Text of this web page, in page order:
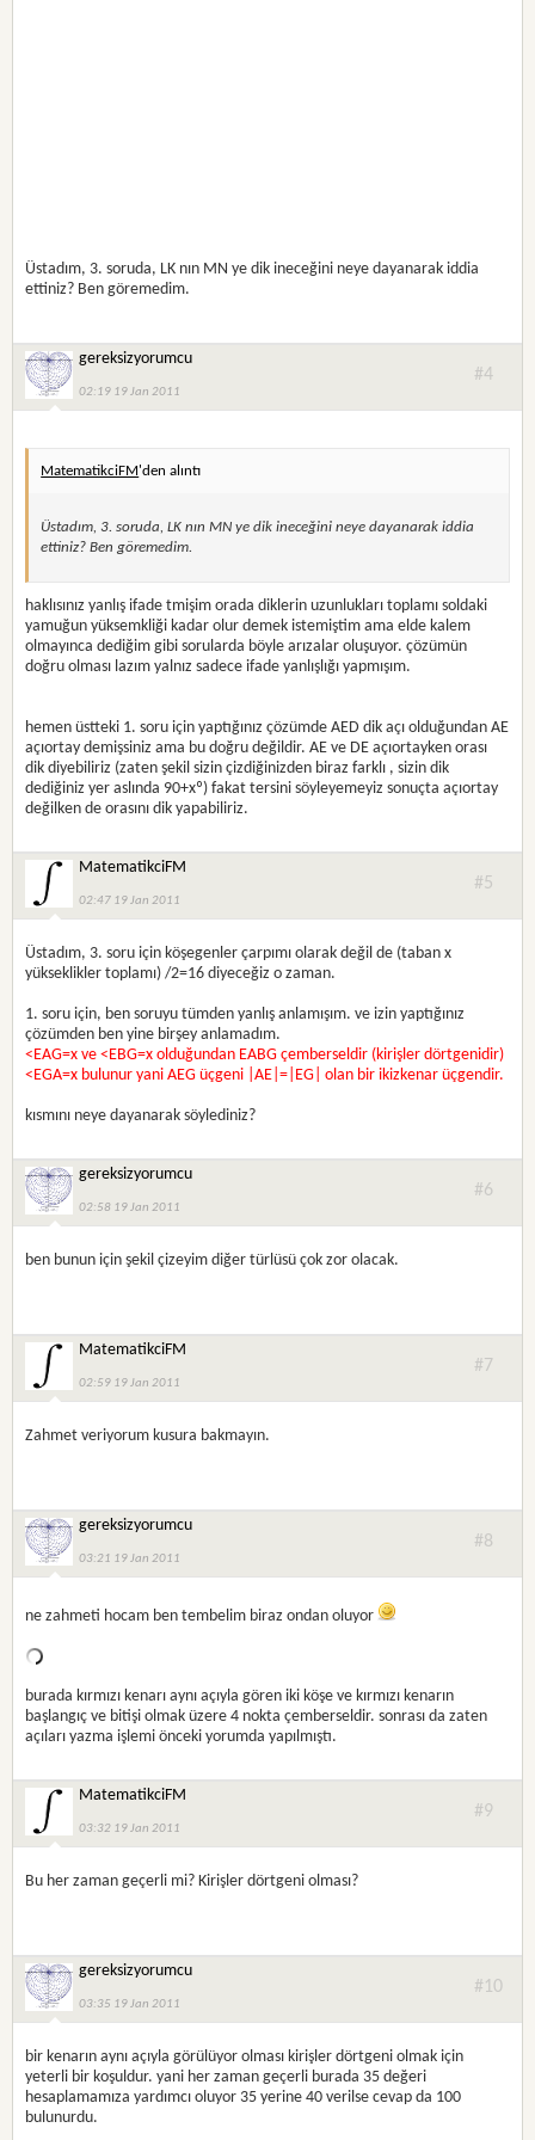
Üstadım, 3. soruda, LK nın MN ye dik ineceğini neye dayanarak iddia
ettiniz? Ben göremedim.
gereksizyorumcu
02:19 19 Jan 2011
#4
MatematikciFM'den alıntı
Üstadım, 3. soruda, LK nın MN ye dik ineceğini neye dayanarak iddia
ettiniz? Ben göremedim.
haklısınız yanlış ifade tmişim orada diklerin uzunlukları toplamı soldaki
yamuğun yüksemkliği kadar olur demek istemiştim ama elde kalem
olmayınca dediğim gibi sorularda böyle arızalar oluşuyor. çözümün
doğru olması lazım yalnız sadece ifade yanlışlığı yapmışım.
hemen üstteki 1. soru için yaptığınız çözümde AED dik açı olduğundan AE
açıortay demişsiniz ama bu doğru değildir. AE ve DE açıortayken orası
dik diyebiliriz (zaten şekil sizin çizdiğinizden biraz farklı , sizin dik
dediğiniz yer aslında 90+xº) fakat tersini söyleyemeyiz sonuçta açıortay
değilken de orasını dik yapabiliriz.
MatematikciFM
02:47 19 Jan 2011
#5
Üstadım, 3. soru için köşegenler çarpımı olarak değil de (taban x
yükseklikler toplamı) /2=16 diyeceğiz o zaman.
1. soru için, ben soruyu tümden yanlış anlamışım. ve izin yaptığınız
çözümden ben yine birşey anlamadım.
<EAG=x ve <EBG=x olduğundan EABG çemberseldir (kirişler dörtgenidir)
<EGA=x bulunur yani AEG üçgeni |AE|=|EG| olan bir ikizkenar üçgendir.
kısmını neye dayanarak söylediniz?
gereksizyorumcu
02:58 19 Jan 2011
#6
ben bunun için şekil çizeyim diğer türlüsü çok zor olacak.
MatematikciFM
02:59 19 Jan 2011
#7
Zahmet veriyorum kusura bakmayın.
gereksizyorumcu
03:21 19 Jan 2011
#8
ne zahmeti hocam ben tembelim biraz ondan oluyor
burada kırmızı kenarı aynı açıyla gören iki köşe ve kırmızı kenarın
başlangıç ve bitişi olmak üzere 4 nokta çemberseldir. sonrası da zaten
açıları yazma işlemi önceki yorumda yapılmıştı.
MatematikciFM
03:32 19 Jan 2011
#9
Bu her zaman geçerli mi? Kirişler dörtgeni olması?
gereksizyorumcu
03:35 19 Jan 2011
#10
bir kenarın aynı açıyla görülüyor olması kirişler dörtgeni olmak için
yeterli bir koşuldur. yani her zaman geçerli burada 35 değeri
hesaplamamıza yardımcı oluyor 35 yerine 40 verilse cevap da 100
bulunurdu.